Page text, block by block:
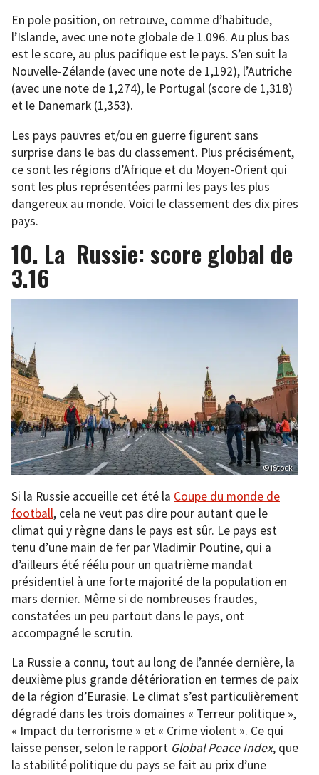
En pole position, on retrouve, comme d’habitude,
l’Islande, avec une note globale de 1.096. Au plus bas
est le score, au plus pacifique est le pays. S’en suit la
Nouvelle-Zélande (avec une note de 1,192), l’Autriche
(avec une note de 1,274), le Portugal (score de 1,318)
et le Danemark (1,353).
Les pays pauvres et/ou en guerre figurent sans
surprise dans le bas du classement. Plus précisément,
ce sont les régions d’Afrique et du Moyen-Orient qui
sont les plus représentées parmi les pays les plus
dangereux au monde. Voici le classement des dix pires
pays.
10. La Russie: score global de
3.16
© iStock
Si la Russie accueille cet été la Coupe du monde de
football, cela ne veut pas dire pour autant que le
climat qui y règne dans le pays est sûr. Le pays est
tenu d’une main de fer par Vladimir Poutine, qui a
d’ailleurs été réélu pour un quatrième mandat
présidentiel à une forte majorité de la population en
mars dernier. Même si de nombreuses fraudes,
constatées un peu partout dans le pays, ont
accompagné le scrutin.
La Russie a connu, tout au long de l’année dernière, la
deuxième plus grande détérioration en termes de paix
de la région d’Eurasie. Le climat s’est particulièrement
dégradé dans les trois domaines « Terreur politique »,
« Impact du terrorisme » et « Crime violent ». Ce qui
laisse penser, selon le rapport Global Peace Index, que
la stabilité politique du pays se fait au prix d’une